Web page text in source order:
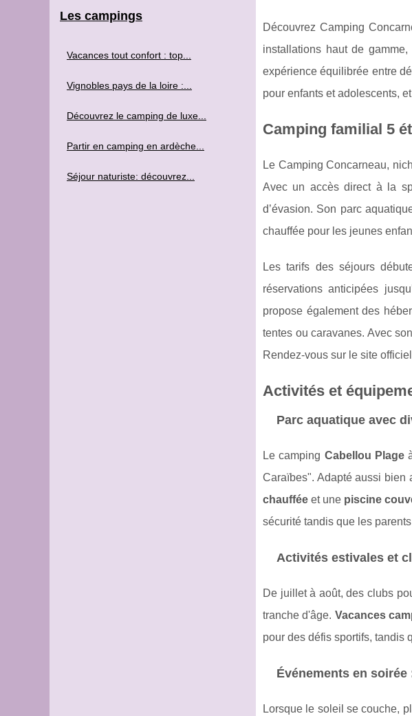
Découvrez Camping
installations haut de
expérience équilibrée entre
pour enfants et adolescents,
Camping familial 5
Le Camping Concarneau,
Avec un accès direct à la
d’évasion. Son parc
chauffée pour les jeunes
Les tarifs des séjours
réservations anticipées
propose également des
tentes ou caravanes. Avec
Rendez-vous sur le site
Activités et
Parc aquatique avec
Le camping Cabellou Plage
Caraïbes". Adapté aussi bien
chauffée et une piscine
sécurité tandis que les
Activités estivales et
De juillet à août, des clubs
tranche d'âge. Vacances
pour des défis sportifs, tandis
Événements en
Lorsque le soleil se couche,
Les campings
Vacances tout confort : top...
Vignobles pays de la loire :...
Découvrez le camping de luxe...
Partir en camping en ardèche...
Séjour naturiste: découvrez...